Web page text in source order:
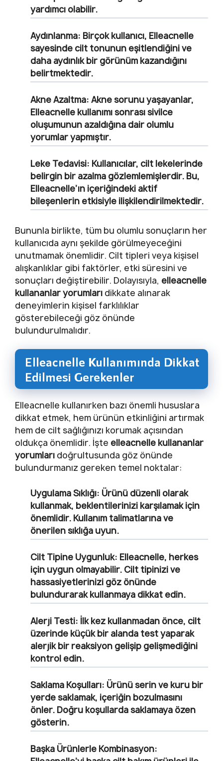
yardımcı olabilir.
Aydınlanma: Birçok kullanıcı, Elleacnelle
sayesinde cilt tonunun eşitlendiğini ve
daha aydınlık bir görünüm kazandığını
belirtmektedir.
Akne Azaltma: Akne sorunu yaşayanlar,
Elleacnelle kullanımı sonrası sivilce
oluşumunun azaldığına dair olumlu
yorumlar yapmıştır.
Leke Tedavisi: Kullanıcılar, cilt lekelerinde
belirgin bir azalma gözlemlemişlerdir. Bu,
Elleacnelle’ın içeriğindeki aktif
bileşenlerin etkisiyle ilişkilendirilmektedir.
Bununla birlikte, tüm bu olumlu sonuçların her
kullanıcıda aynı şekilde görülmeyeceğini
unutmamak önemlidir. Cilt tipleri veya kişisel
alışkanlıklar gibi faktörler, etki süresini ve
sonuçları değiştirebilir. Dolayısıyla, elleacnelle
kullananlar yorumları dikkate alınarak
deneyimlerin kişisel farklılıklar
gösterebileceği göz önünde
bulundurulmalıdır.
Elleacnelle Kullanımında Dikkat
Edilmesi Gerekenler
Elleacnelle kullanırken bazı önemli hususlara
dikkat etmek, hem ürünün etkinliğini artırmak
hem de cilt sağlığınızı korumak açısından
oldukça önemlidir. İşte elleacnelle kullananlar
yorumları doğrultusunda göz önünde
bulundurmanız gereken temel noktalar:
Uygulama Sıklığı: Ürünü düzenli olarak
kullanmak, beklentilerinizi karşılamak için
önemlidir. Kullanım talimatlarına ve
önerilen sıklığa uyun.
Cilt Tipine Uygunluk: Elleacnelle, herkes
için uygun olmayabilir. Cilt tipinizi ve
hassasiyetlerinizi göz önünde
bulundurarak kullanmaya dikkat edin.
Alerji Testi: İlk kez kullanmadan önce, cilt
üzerinde küçük bir alanda test yaparak
alerjik bir reaksiyon gelişip gelişmediğini
kontrol edin.
Saklama Koşulları: Ürünü serin ve kuru bir
yerde saklamak, içeriğin bozulmasını
önler. Doğru koşullarda saklamaya özen
gösterin.
Başka Ürünlerle Kombinasyon: